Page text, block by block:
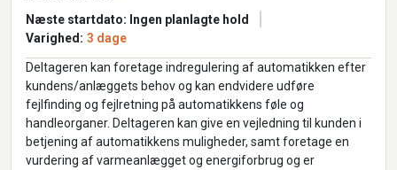
Næste startdato: Ingen planlagte hold
Varighed: 3 dage
Deltageren kan foretage indregulering af automatikken efter
kundens/anlæggets behov og kan endvidere udføre
fejlfinding og fejlretning på automatikkens føle og
handleorganer. Deltageren kan give en vejledning til kunden i
betjening af automatikkens muligheder, samt foretage en
vurdering af varmeanlægget og energiforbrug og er